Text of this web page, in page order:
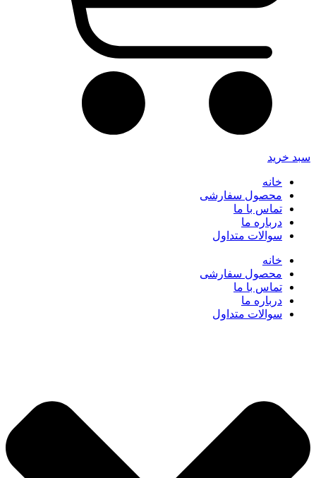
سبد خرید
خانه
محصول سفارشی
تماس با ما
درباره ما
سوالات متداول
خانه
محصول سفارشی
تماس با ما
درباره ما
سوالات متداول